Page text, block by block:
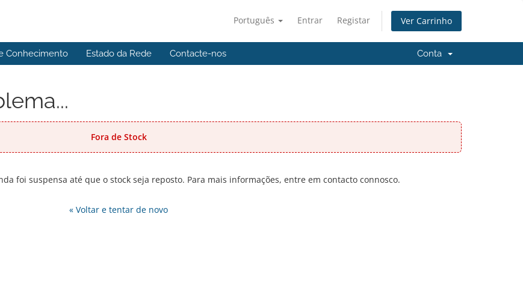
Português Entrar Registar Ver Carrinho
Conhecimento Estado da Rede Contacte-nos Conta
Fora de Stock
foi suspensa até que o stock seja reposto. Para mais informações, entre em contacto connosco.
« Voltar e tentar de novo